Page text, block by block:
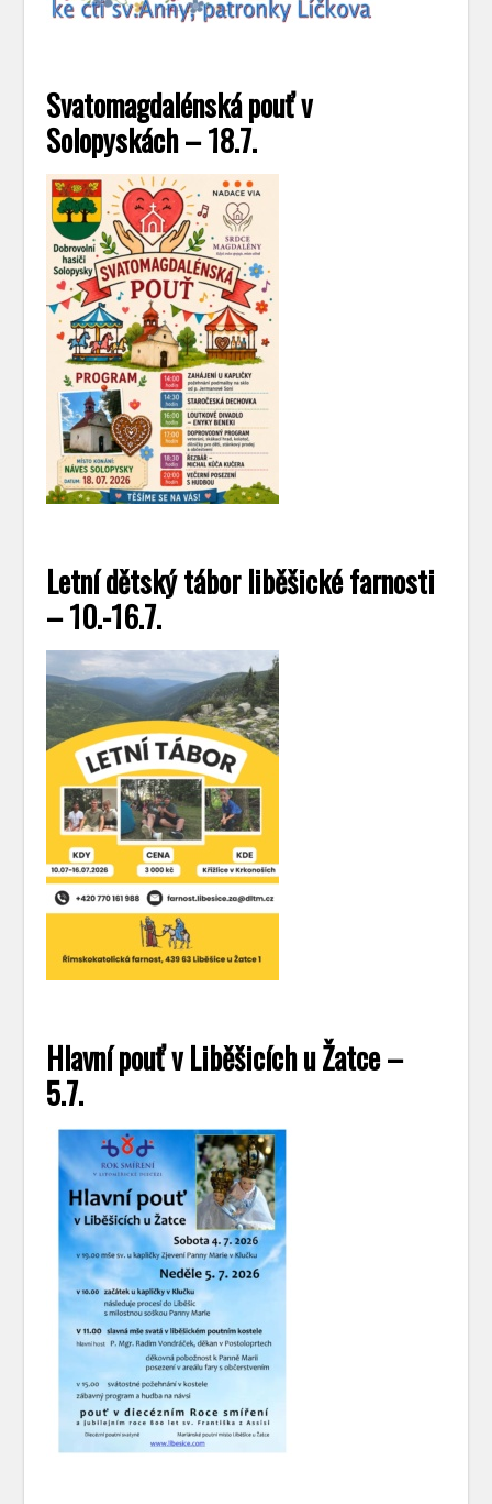
Svatomagdalénská pouť v
Solopyskách – 18.7.
Letní dětský tábor liběšické farnosti
– 10.-16.7.
Hlavní pouť v Liběšicích u Žatce –
5.7.